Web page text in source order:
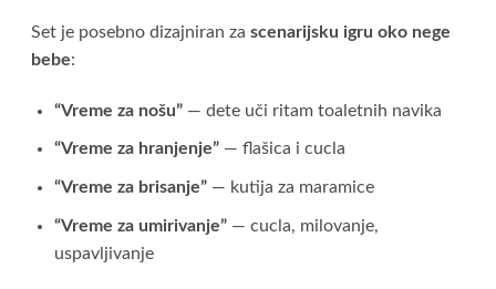
Set je posebno dizajniran zascenarijsku igru oko nege
bebe:
“Vreme za nošu” — dete uči ritam toaletnih navika
“Vreme za hranjenje” — flašica i cucla
“Vreme za brisanje” — kutija za maramice
“Vreme za umirivanje” — cucla, milovanje,
uspavljivanje